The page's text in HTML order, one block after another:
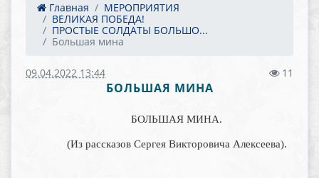
Главная
МЕРОПРИЯТИЯ
ВЕЛИКАЯ ПОБЕДА!
ПРОСТЫЕ СОЛДАТЫ БОЛЬШО...
Большая мина
09.04.2022 13:44 11
БОЛЬШАЯ МИНА
БОЛЬШАЯ МИНА.
(Из рассказов Сергея Викторовича Алексеева).